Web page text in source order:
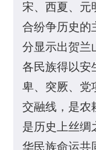
宋、西夏、元
合纷争历史的
分显示出贺兰
各民族得以安
卑、突厥、党
交融线，是农
是历史上丝绸
华民族命运共